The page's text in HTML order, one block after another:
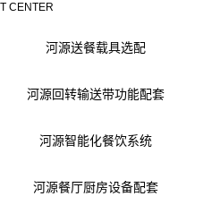
CENTER
河源送餐载具选配
河源回转输送带功能配套
河源智能化餐饮系统
河源餐厅厨房设备配套